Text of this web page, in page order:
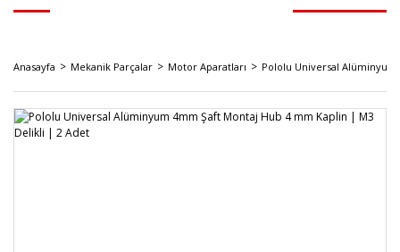
Anasayfa Mekanik Parçalar Motor Aparatları Pololu Universal